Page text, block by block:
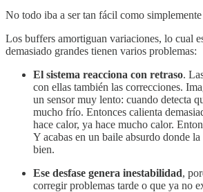
No todo iba a ser tan fácil como
Los buffers amortiguan variaciones, lo cual
demasiado grandes tienen varios problemas:
El sistema reacciona con retraso.
con ellas también las correcciones.
un sensor muy lento: cuando detecta
mucho frío. Entonces calienta
hace calor, ya hace mucho calor.
Y acabas en un baile absurdo donde la
bien.
Ese desfase genera inestabilidad,
corregir problemas tarde o que ya no